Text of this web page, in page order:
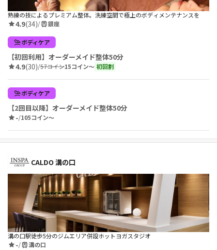
熟練の技によるプレミアム整体。洗練空間で極上のボディメンテナンスを
4.9(34)/ 銀座
ボディケア
【初回利用】オーダーメイド整体50分
4.9(30)/57コイン15コイン〜 初回割
ボディケア
【2回目以降】オーダーメイド整体50分
-/105コイン〜
CALDO 溝の口
溝の口駅徒歩5分のジムエリア併設ホットヨガスタジオ
-/ 溝の口